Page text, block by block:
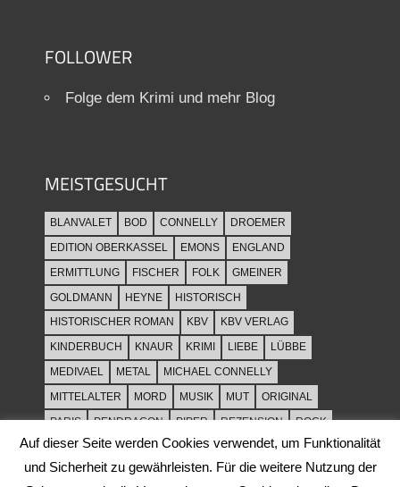
FOLLOWER
Folge dem Krimi und mehr Blog
MEISTGESUCHT
BLANVALET BOD CONNELLY
DROEMER
EDITION OBERKASSEL
EMONS
ENGLAND
ERMITTLUNG
FISCHER FOLK
GMEINER
GOLDMANN
HEYNE
HISTORISCH
HISTORISCHER ROMAN
KBV
KBV VERLAG
KINDERBUCH
KNAUR KRIMI LIEBE
LÜBBE
MEDIVAEL
METAL
MICHAEL CONNELLY
MITTELALTER
MORD MUSIK MUT
ORIGINAL
PARIS
PENDRAGON PIPER REZENSION
ROCK
ROCKMUSIK
ROMAN ROWOHLT
SACHBUCH
SPANNUNG
SYLT THRILLER TOD ULLSTEIN
Auf dieser Seite werden Cookies verwendet, um Funktionalität
und Sicherheit zu gewährleisten. Für die weitere Nutzung der